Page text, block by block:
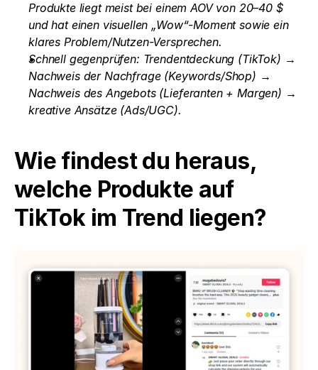
Produkte liegt meist bei einem AOV von 20–40 $
und hat einen visuellen „Wow“-Moment sowie ein
klares Problem/Nutzen-Versprechen.
Schnell gegenprüfen: Trendentdeckung (TikTok) →
Nachweis der Nachfrage (Keywords/Shop) →
Nachweis des Angebots (Lieferanten + Margen) →
kreative Ansätze (Ads/UGC).
Wie findest du heraus,
welche Produkte auf
TikTok im Trend liegen?